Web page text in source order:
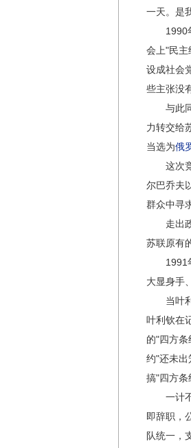
一天。是
1990年
会上"民主
设成社会
些主张没
与此同
力转交给
当选为俄
这次竞
尔巴乔夫
群众中寻
走出政
苏联原有
1991年
大显身手
当叶利
叶利钦在
的"四方
约"还未出
搞"四方条
一计不
即辞职，
队统一，